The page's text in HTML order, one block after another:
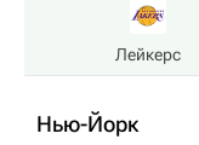
Лейкерс
Нью-Йорк